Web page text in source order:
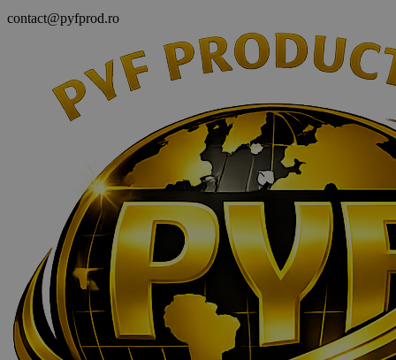
contact@pyfprod.ro